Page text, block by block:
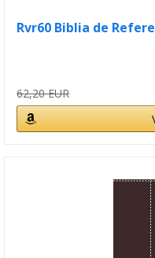
Rvr60 Biblia de
62,20 EUR